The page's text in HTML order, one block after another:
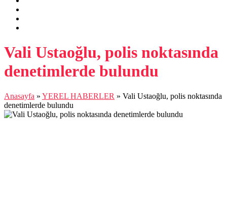
Vali Ustaoğlu, polis noktasında
denetimlerde bulundu
Anasayfa » YEREL HABERLER » Vali Ustaoğlu, polis noktasında
denetimlerde bulundu